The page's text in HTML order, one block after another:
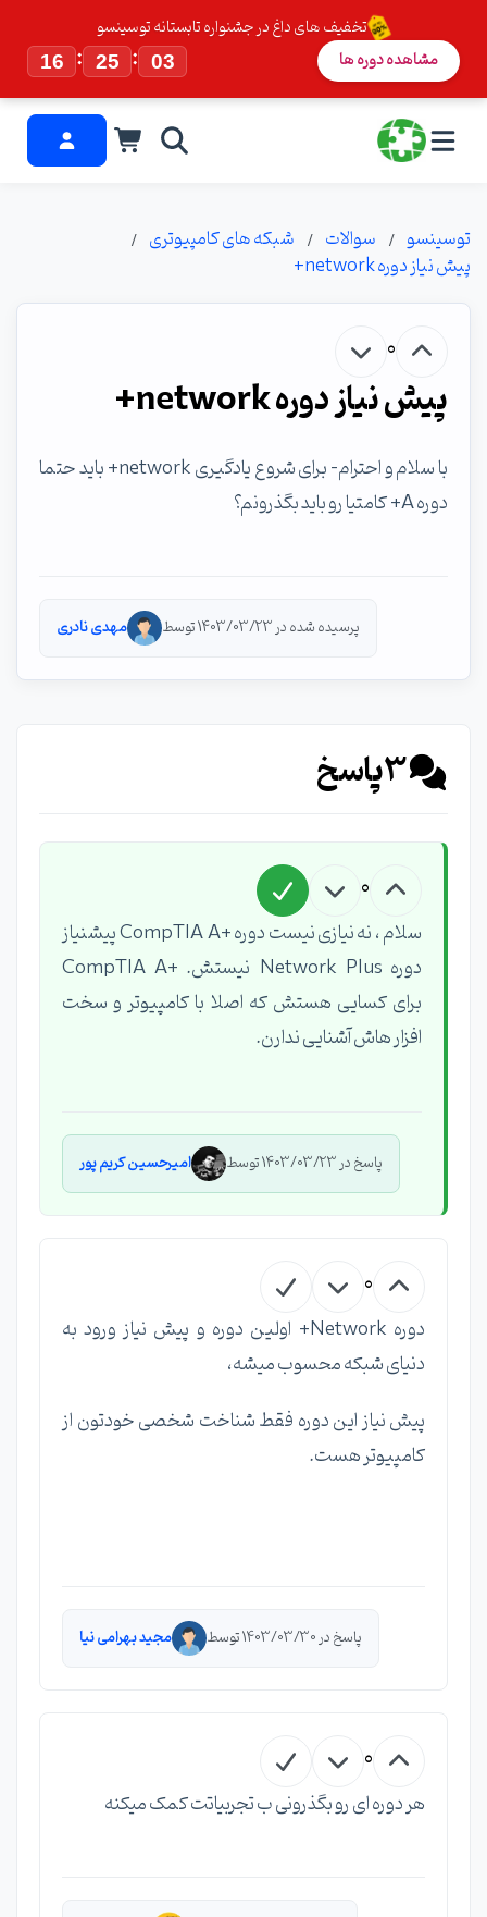
تخفیف های داغ در جشنواره تابستانه توسینسو
16
: 25 : 03 مشاهده دوره ها
توسینسو سوالات
شبکه های کامپیوتری
پیش نیاز دوره network+
0
پیش نیاز دوره network+
با سلام و احترام- برای شروع یادگیری network+ باید حتما
دوره A+ کامتیا رو باید بگذرونم؟
پرسیده شده در 1403/03/23 توسط مهدی نادری
3پاسخ
0
سلام ، نه نیازی نیست دوره +CompTIA A پیشنیاز
دوره Network Plus نیستش. +CompTIA A
برای کسایی هستش که اصلا با کامپیوتر و سخت
افزار هاش آشنایی ندارن.
پاسخ در 1403/03/23 توسط امیرحسین کریم پور
0
دوره Network+ اولین دوره و پیش نیاز ورود به
دنیای شبکه محسوب میشه،
پیش نیاز این دوره فقط شناخت شخصی خودتون از
کامپیوتر هست.
پاسخ در 1403/03/30 توسط مجید بهرامی نیا
0
هر دوره ای رو بگذرونی ب تجربیاتت کمک میکنه